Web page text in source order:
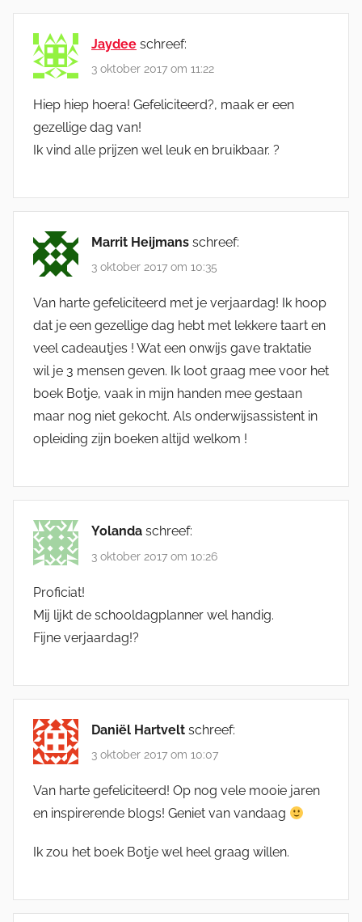
Jaydee schreef:
3 oktober 2017 om 11:22
Hiep hiep hoera! Gefeliciteerd?, maak er een
gezellige dag van!
Ik vind alle prijzen wel leuk en bruikbaar. ?
Marrit Heijmans schreef:
3 oktober 2017 om 10:35
Van harte gefeliciteerd met je verjaardag! Ik hoop
dat je een gezellige dag hebt met lekkere taart en
veel cadeautjes ! Wat een onwijs gave traktatie
wil je 3 mensen geven. Ik loot graag mee voor het
boek Botje, vaak in mijn handen mee gestaan
maar nog niet gekocht. Als onderwijsassistent in
opleiding zijn boeken altijd welkom !
Yolanda schreef:
3 oktober 2017 om 10:26
Proficiat!
Mij lijkt de schooldagplanner wel handig.
Fijne verjaardag!?
Daniël Hartvelt schreef:
3 oktober 2017 om 10:07
Van harte gefeliciteerd! Op nog vele mooie jaren
en inspirerende blogs! Geniet van vandaag
Ik zou het boek Botje wel heel graag willen.